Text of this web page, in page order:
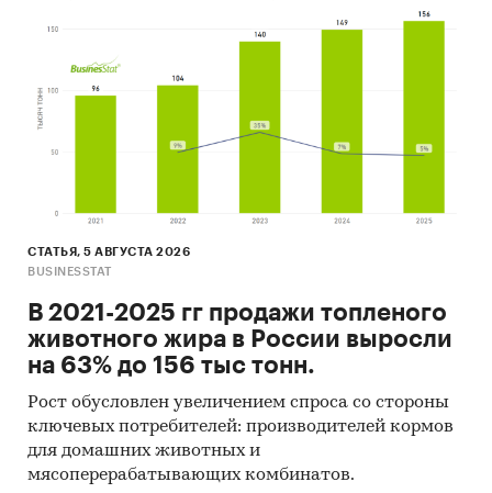
СТАТЬЯ, 5 АВГУСТА 2026
BUSINESSTAT
В 2021-2025 гг продажи топленого
животного жира в России выросли
на 63% до 156 тыс тонн.
Рост обусловлен увеличением спроса со стороны
ключевых потребителей: производителей кормов
для домашних животных и
мясоперерабатывающих комбинатов.